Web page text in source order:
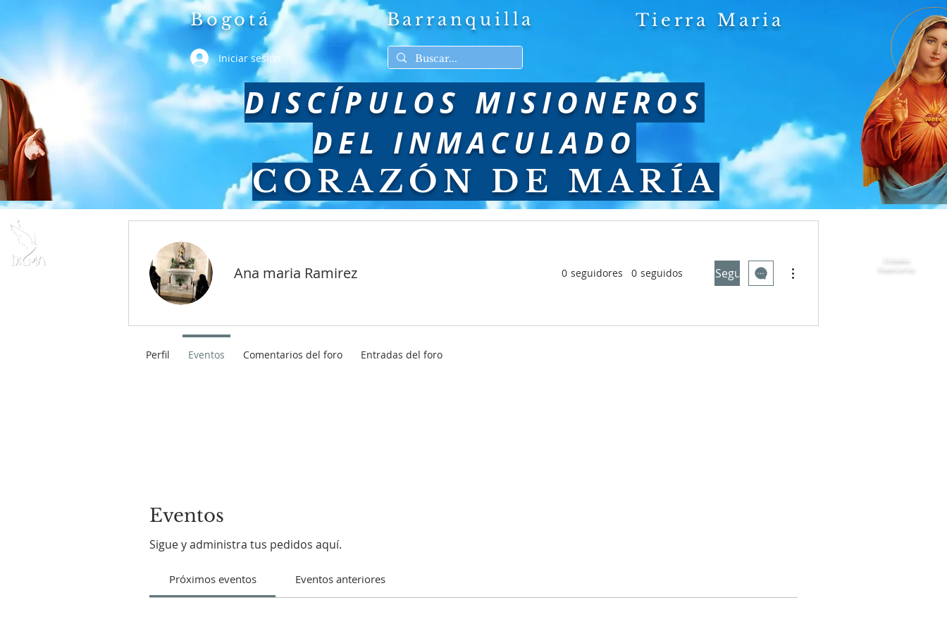
DISCÍPULOS MISIONEROS
DEL INMACULADO
CORAZÓN DE MARÍA
Iniciar sesión
Tierra Maria
Barranquilla
Bogotá
INICIO
Estados
financieros
Eventos
Sigue y administra tus pedidos aquí.
Próximos eventos Eventos anteriores
Ana maria Ramirez 0 seguidores 0 seguidos Seguir
Perfil Eventos Comentarios del foro Entradas del foro